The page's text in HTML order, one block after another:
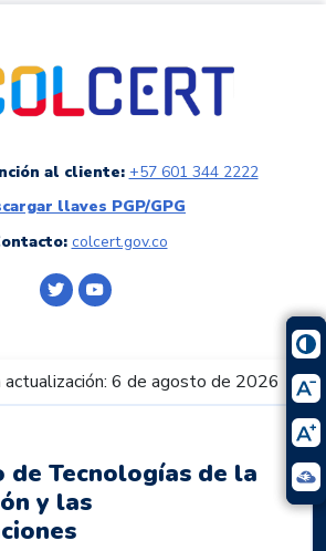
al cliente: +57 601 344 2222
llaves PGP/GPG
colcert.gov.co
Logo Twitter
actualización: 6 de agosto de 2026
de Tecnologías de la
y las